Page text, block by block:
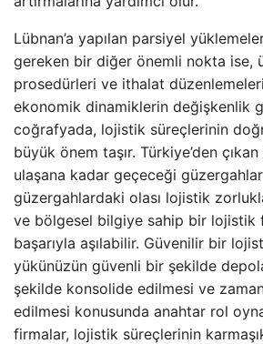
Lübnan’a yapılan parsiyel
gereken bir diğer önemli nokta ise,
prosedürleri ve ithalat
ekonomik dinamiklerin değişkenlik
coğrafyada, lojistik süreçlerinin
büyük önem taşır. Türkiye’den
ulaşana kadar geçeceği
güzergahlardaki olası lojistik
ve bölgesel bilgiye sahip bir lojistik
başarıyla aşılabilir. Güvenilir bir
yükünüzün güvenli bir şekilde
şekilde konsolide edilmesi ve
edilmesi konusunda anahtar rol
firmalar, lojistik süreçlerinin